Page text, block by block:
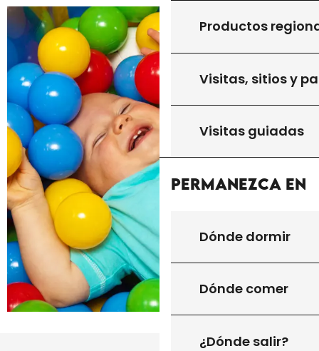
Productos
Visitas, sitios y
Visitas guiadas
Permanezca en
Dónde dormir
Dónde comer
¿Dónde salir?